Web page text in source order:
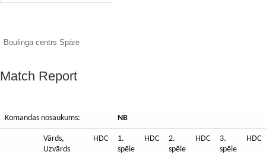
Boulinga centrs Spāre
Match Report
Komandas nosaukums: NB
Vārds,
Uzvārds
HDC
1.
spēle
HDC
2.
spēle
HDC
3.
spēle
HDC